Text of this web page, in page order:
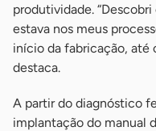
produtividade.
estava nos meus
início da fabricação, até
destaca.
A partir do diagnóstico
implantação do manual